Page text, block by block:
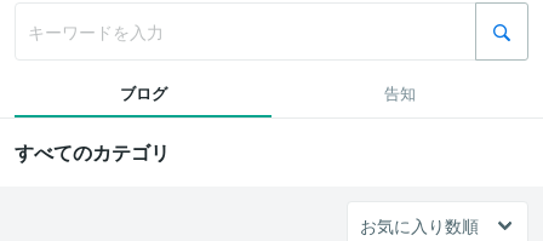
ブログ 告知
すべてのカテゴリ